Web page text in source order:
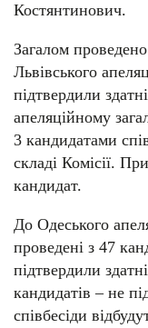
Костянтинович.
Загалом
Львівського
підтвердили
апеляційному
3 кандидатами
складі Комісії.
кандидат.
До Одеського
проведені з 47
підтвердили
кандидатів – не
співбесіди